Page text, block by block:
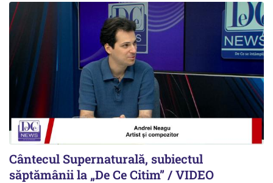
Cântecul Supernaturală, subiectul
săptămânii la „De Ce Citim” / VIDEO